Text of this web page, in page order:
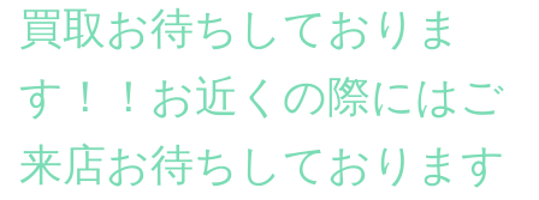
買取お待ちしておりま
す！！お近くの際にはご
来店お待ちしております